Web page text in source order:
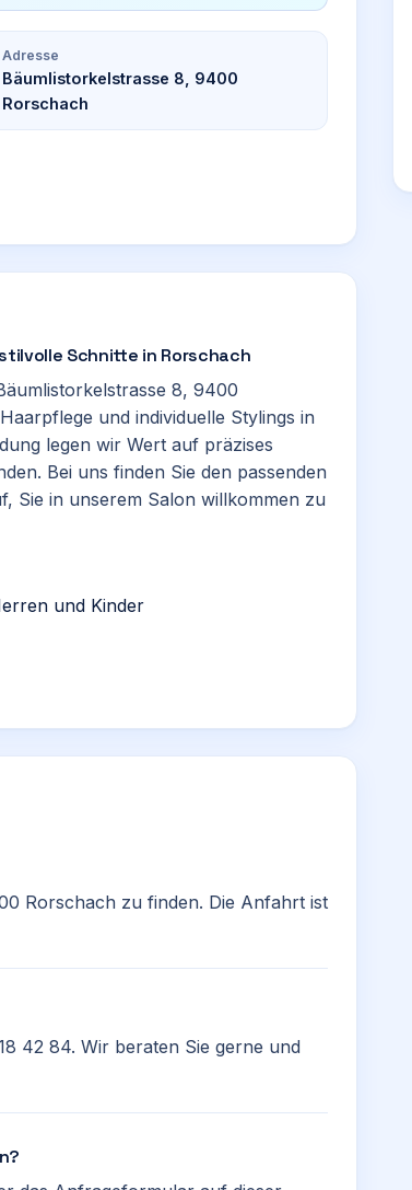
Adresse
Bäumlistorkelstrasse 8, 9400
Rorschach
Schnitte in Rorschach
8, 9400
und individuelle Stylings in
legen wir Wert auf präzises
Bei uns finden Sie den passenden
Sie in unserem Salon willkommen zu
und Kinder
Rorschach zu finden. Die Anfahrt ist
42 84. Wir beraten Sie gerne und